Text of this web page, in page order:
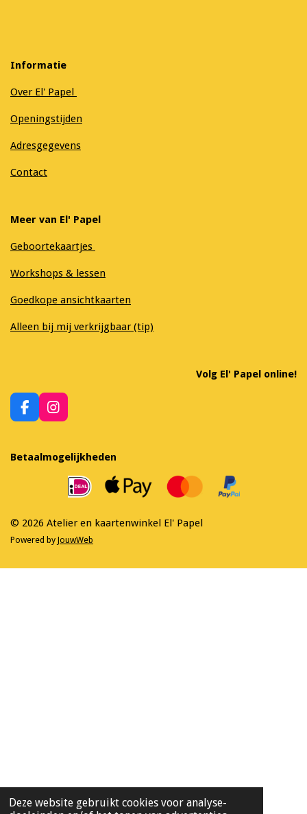
Deze website gebruikt cookies voor analyse-
Informatie
Over El' Papel
Openingstijden
Adresgegevens
Contact
Meer van El' Papel
Geboortekaartjes
Workshops & lessen
Goedkope ansichtkaarten
Alleen bij mij verkrijgbaar (tip)
Volg El' Papel online!
F
a
e
b
I
n
a
m
Betaalmogelijkheden
© 2026 Atelier en kaartenwinkel El' Papel
Powered by JouwWeb